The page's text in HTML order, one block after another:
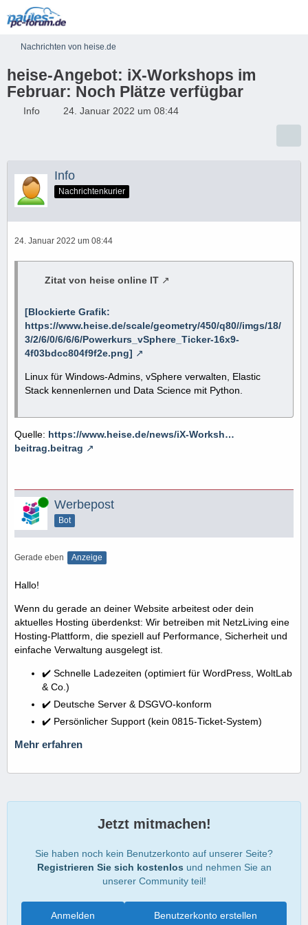
Nachrichten von heise.de
heise-Angebot: iX-Workshops im
Februar: Noch Plätze verfügbar
Info 24. Januar 2022 um 08:44
Info
Nachrichtenkurier
24. Januar 2022 um 08:44
Zitat von heise online IT
[Blockierte Grafik:
https://www.heise.de/scale/geometry/450/q80//imgs/18/
3/2/6/0/6/6/6/Powerkurs_vSphere_Ticker-16x9-
4f03bdcc804f9f2e.png]
Linux für Windows-Admins, vSphere verwalten, Elastic
Stack kennenlernen und Data Science mit Python.
Quelle: https://www.heise.de/news/iX-Worksh…
beitrag.beitrag
Online Werbepost
Bot
Gerade eben Anzeige
Hallo!
Wenn du gerade an deiner Website arbeitest oder dein
aktuelles Hosting überdenkst: Wir betreiben mit NetzLiving eine
Hosting-Plattform, die speziell auf Performance, Sicherheit und
einfache Verwaltung ausgelegt ist.
✔️ Schnelle Ladezeiten (optimiert für WordPress, WoltLab
& Co.)
✔️ Deutsche Server & DSGVO-konform
✔️ Persönlicher Support (kein 0815-Ticket-System)
Mehr erfahren
Jetzt mitmachen!
Sie haben noch kein Benutzerkonto auf unserer Seite?
Registrieren Sie sich kostenlos und nehmen Sie an
unserer Community teil!
Benutzerkonto erstellen
Anmelden